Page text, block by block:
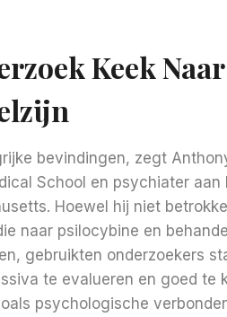
Keek
bevindingen, zegt
School en psychiater
Hoewel hij niet
naar psilocybine en
gebruikten onderzoekers
te evalueren en goed te
psychologische